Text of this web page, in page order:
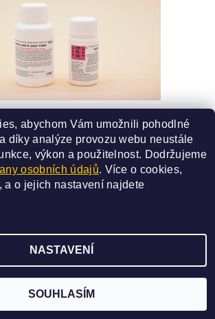
od 330 Kč
SAN BAO, všechna práva vyhrazena
Vytvořil Shoptet
abychom Vám umožnili pohodlné
díky analýze provozu webu neustále
výkon a použitelnost. Dodržujeme
osobních údajů. Více o cookies,
a o jejich nastavení najdete
NASTAVENÍ
SOUHLASÍM